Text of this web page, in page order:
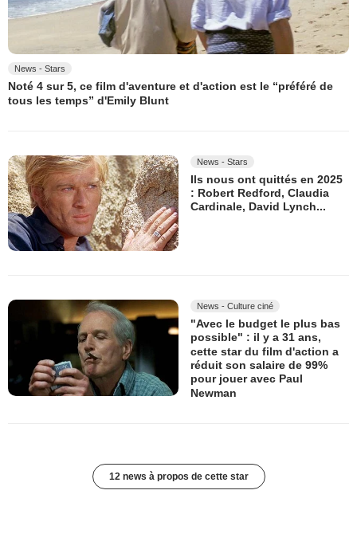
News - Stars
Noté 4 sur 5, ce film d'aventure et d'action est le “préféré de
tous les temps” d'Emily Blunt
News - Stars
Ils nous ont quittés en 2025
: Robert Redford, Claudia
Cardinale, David Lynch...
News - Culture ciné
"Avec le budget le plus bas
possible" : il y a 31 ans,
cette star du film d'action a
réduit son salaire de 99%
pour jouer avec Paul
Newman
12 news à propos de cette star